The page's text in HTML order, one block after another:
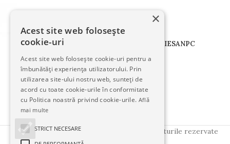
TERMENI COOKIESANPC
Urmăriți-ne pe:
Copyright © 2025FloralStudio . Toate drepturile rezervate
×
Acest site web folosește
cookie-uri
Acest site web folosește cookie-uri pentru a
îmbunătăți experiența utilizatorului. Prin
utilizarea site-ului nostru web, sunteți de
acord cu toate cookie-urile în conformitate
cu Politica noastră privind cookie-urile. Află
mai multe
STRICT NECESARE